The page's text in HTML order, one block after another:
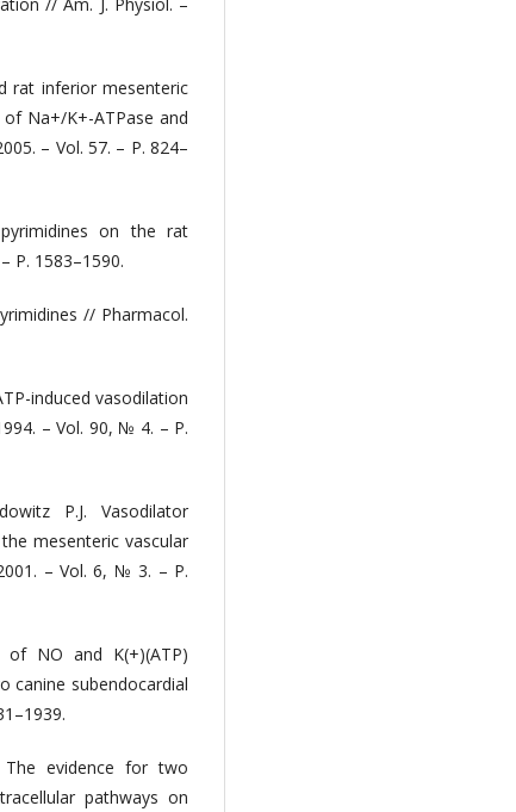
rat inferior mesenteric
Na+/K+-ATPase and
– Vol. 57. – P. 824–
on the rat
P. 1583–1590.
// Pharmacol.
induced vasodilation
– Vol. 90, № 4. – P.
P.J. Vasodilator
mesenteric vascular
– Vol. 6, № 3. – P.
NO and K(+)(ATP)
canine subendocardial
The evidence for two
pathways on